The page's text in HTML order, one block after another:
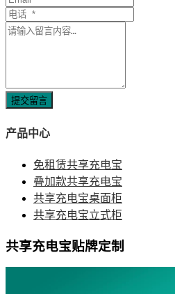
提交留言
产品中心
免租赁共享充电宝
叠加款共享充电宝
共享充电宝桌面柜
共享充电宝立式柜
共享充电宝贴牌定制